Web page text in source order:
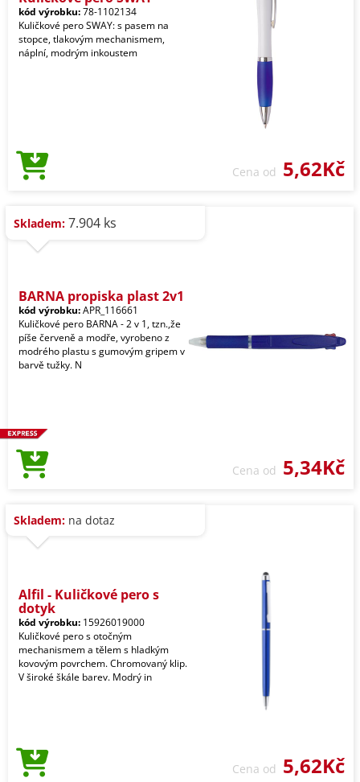
kód výrobku:78-1102134
Kuličkové pero SWAY: s pasem na
stopce, tlakovým mechanismem,
náplní, modrým inkoustem
Cena od 5,62Kč
Skladem: 7.904 ks
BARNA propiska plast 2v1
kód výrobku:APR_116661
Kuličkové pero BARNA - 2 v 1, tzn.,že
píše červeně a modře, vyrobeno z
modrého plastu s gumovým gripem v
barvě tužky. N
Cena od 5,34Kč
Skladem: na dotaz
Alfil - Kuličkové pero s
dotyk
kód výrobku: 15926019000
Kuličkové pero s otočným
mechanismem a tělem s hladkým
kovovým povrchem. Chromovaný klip.
V široké škále barev. Modrý in
Cena od 5,62Kč